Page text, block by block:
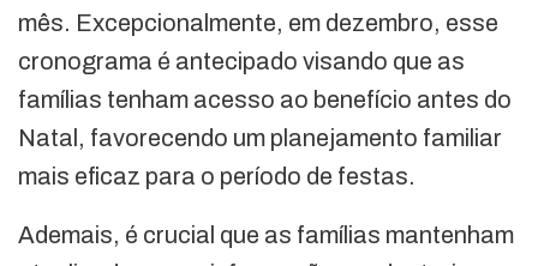
mês. Excepcionalmente, em dezembro, esse
cronograma é antecipado visando que as
famílias tenham acesso ao benefício antes do
Natal, favorecendo um planejamento familiar
mais eficaz para o período de festas.
Ademais, é crucial que as famílias mantenham